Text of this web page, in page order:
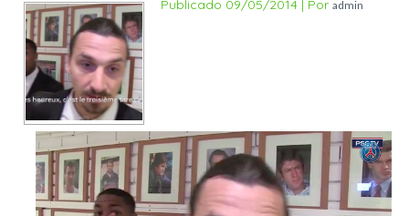
Publicado 09/05/2014 | Por admin